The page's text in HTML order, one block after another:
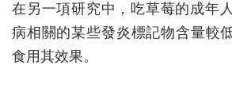
在另一項研究中，吃草莓的成年
病相關的某些發炎標記物含量較
食用其效果。